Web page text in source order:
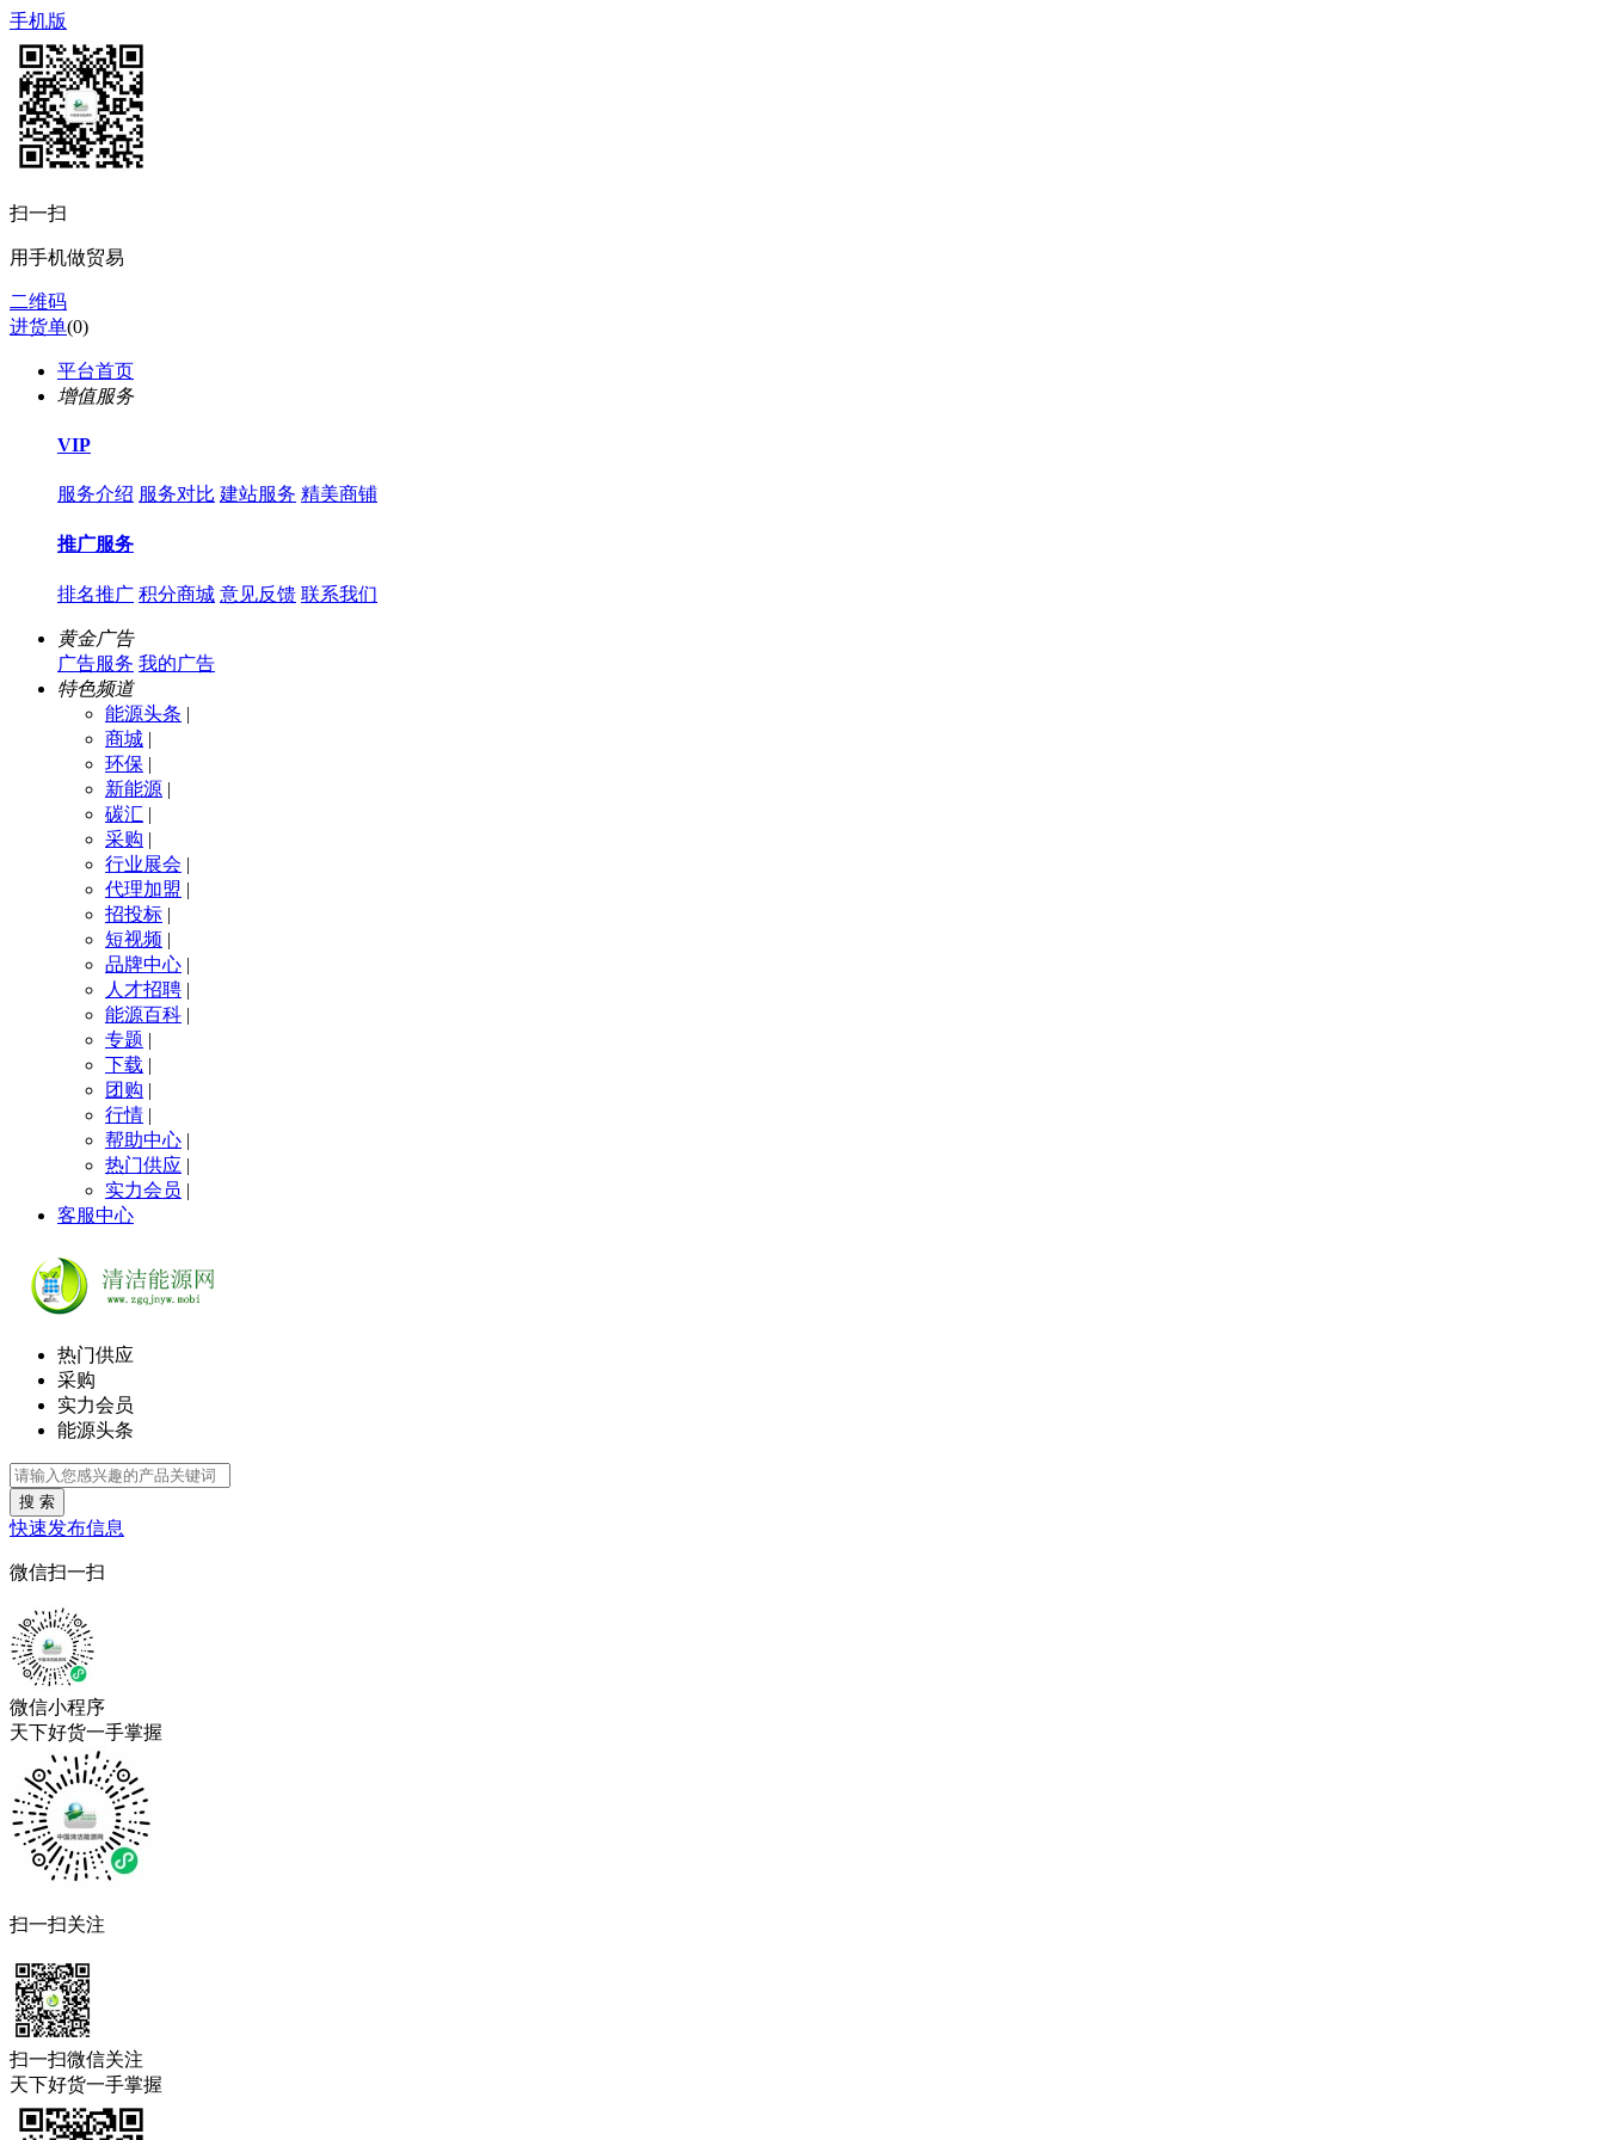
手机版
扫一扫
用手机做贸易
二维码
进货单(0)
平台首页
增值服务
VIP
服务介绍 服务对比 建站服务 精美商铺
推广服务
排名推广 积分商城 意见反馈 联系我们
黄金广告
广告服务 我的广告
特色频道
能源头条 |
商城 |
环保 |
新能源 |
碳汇 |
采购 |
行业展会 |
代理加盟 |
招投标 |
短视频 |
品牌中心 |
人才招聘 |
能源百科 |
专题 |
下载 |
团购 |
行情 |
帮助中心 |
热门供应 |
实力会员 |
客服中心
热门供应
采购
实力会员
能源头条
搜 索
快速发布信息
微信扫一扫
微信小程序
天下好货一手掌握
扫一扫关注
扫一扫微信关注
天下好货一手掌握